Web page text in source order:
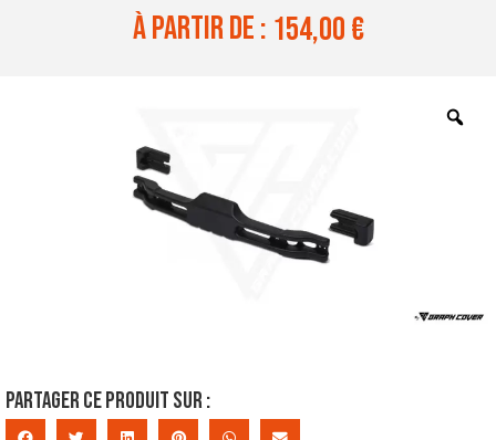
à partir de : 154,00€
Partager ce produit sur :